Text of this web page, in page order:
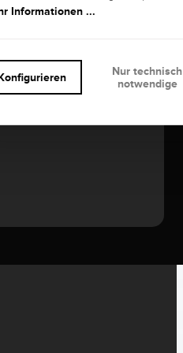
EDELSTEIN
Informationen ...
Nur technisch
notwendige